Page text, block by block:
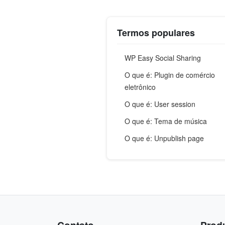
Termos populares
WP Easy Social Sharing
O que é: Plugin de comércio
eletrônico
O que é: User session
O que é: Tema de música
O que é: Unpublish page